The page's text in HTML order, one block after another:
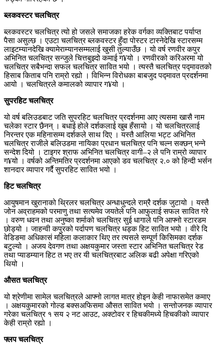
ब्लकवस्टर चलचित्र
ब्लकवस्टर चलचित्र त्यो हो जसले समाजका हरेक वर्गका व्यक्तिबाट पर्याप्त
पैसा असुल्छ । एउटा चलचित्र ब्लकवस्टर हुँदा पोस्टर टास्नेदेखि स्टारसम्म
लाइटम्यानदेखि क्यामेराम्यानसम्मलाई खुसी तुल्याउँछ । यो वर्ष रणवीर कपुर
अभिनित चलचित्र सन्जुले चित्तबुझ्दो कमाई ग¥यो । रणवीरको करिअरमा यो
चलचित्र सबैभन्दा सफल चलचित्र सावित भयो । त्यस्तै चलचित्र पद्मावतको
हिसाब किताब पनि राम्रो रह्यो । विभिन्न विरोधका बाबजुद पद्मावत प्रदर्शनमा
आयो । चलचित्रले कमालको व्यापार ग¥यो ।
सुपरहिट चलचित्र
यो वर्ष बलिउडबाट जति सुपरहिट चलचित्र प्रदर्शनमा आए त्यसमा खासै नाम
चलेका स्टार छैनन् । बधाई होले दर्शकलाई खुब हँसायो । यो चलचित्रलाई
निरन्तर एक महिनासम्म दर्शकले साथ दिए । यस्तै आलिया भट्ट अभिनित
चलचित्र राजीले बलिउडमा नायिका प्रधान चलचित्र पनि चल्न सक्छन् भन्ने
सन्देश दियो । टाइगर श्राफ अभिनित चलचित्र वागी–२ ले पनि राम्रो व्यापार
ग¥यो । वर्षको अन्तिमतिर प्रदर्शनमा आएको डव चलचित्र २.० को हिन्दी भर्सन
शानदार व्यापार गर्दै सुपरहिट सावित भयो ।
हिट चलचित्र
आयुषमान खुरानाको थ्रिलर चलचित्र अन्धाधुन्दले राम्रै दर्शक जुटायो । यस्तै
जोन अव्राहमको परमाणु तथा सत्यमेव जयतेले पनि आफुलाई सफल सावित गरे
। वरुण धवन तथा अनुष्का शर्माको चलचित्र सुई धागाले पनि आफ्नो स्टारडम
छोड्यो । जाहन्वी कपुरको पर्दापण चलचित्र धड्क हिट सावित भयो । वीरे दि
वेडिङमा अधिकासं महिला कलाकार थिए तर त्यसले सम्पूर्ण किसिमका दर्शक
बटुल्यो । अजय देवगण तथा अक्षयकुमार जस्ता स्टार अभिनित चलचित्र रेड
तथा प्याडम्यान हिट त भए तर यी चलचित्रबाट अलिक बढी अपेक्षा गरिएको
थियो ।
औसत चलचित्र
यो श्रेणीमा सामेल चलचित्रले आफ्नो लागत मात्र होइन केही नाफासमेत कमाए
। अक्षयकुमारको गोल्ड बक्सअफिसमा औसत सावित भयो । सन्तोजनक व्यापार
गरेका चलचित्र १ सय २ नट आउट, अक्टोवर र हिचकीमध्ये हिचकीको व्यापार
केही राम्रो रह्यो ।
फ्लप चलचित्र